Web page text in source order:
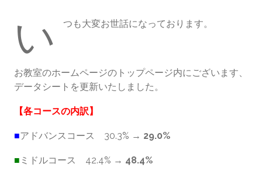
い つも大変お世話になっております。
お教室のホームページのトップページ内にございます、
データシートを更新いたしました。
【各コースの内訳】
■アドバンスコース 30.3% → 29.0%
■ ミドルコース 42.4% → 48.4%